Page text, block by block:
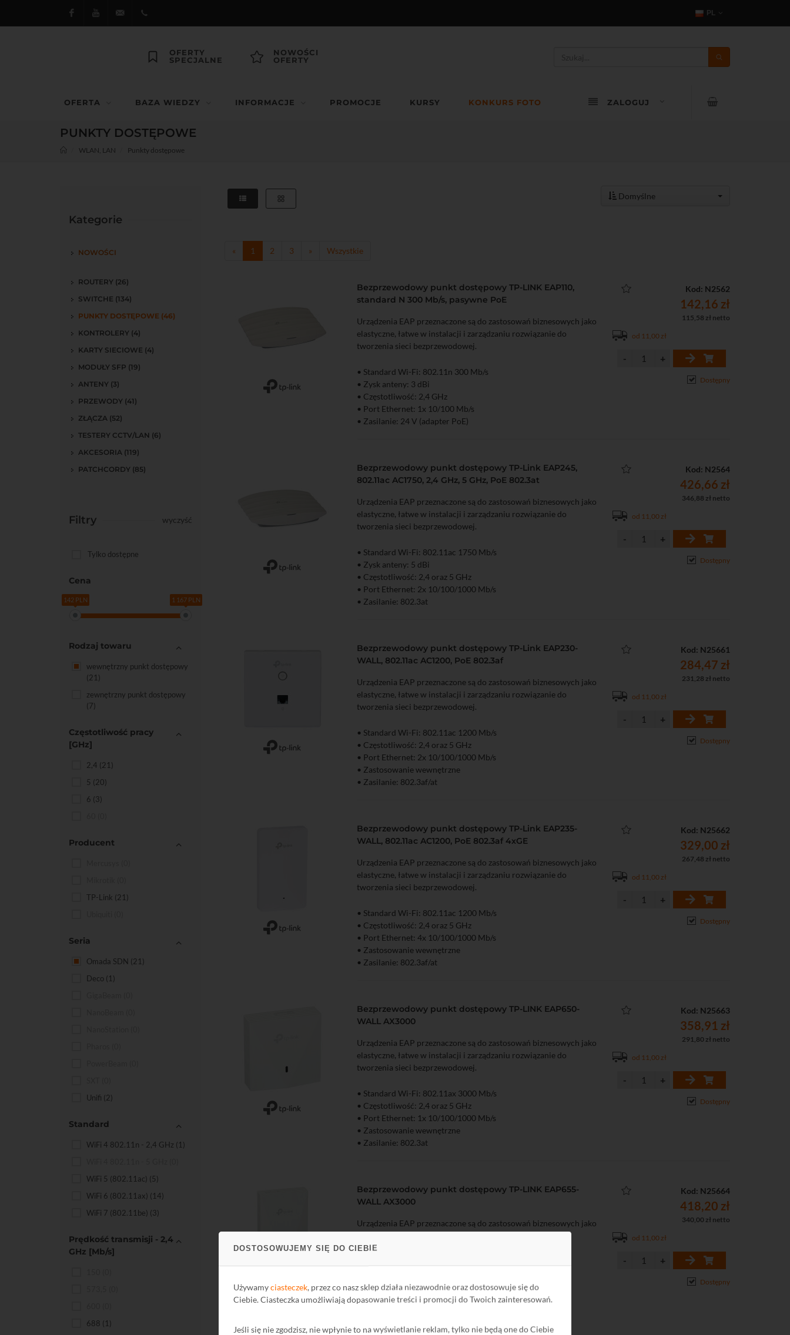
DOSTOSOWUJEMY SIĘ DO CIEBIE
Używamyciasteczek, przez co nasz sklep działa niezawodnie oraz dostosowuje się do
Ciebie. Ciasteczka umożliwiają dopasowanie treści i promocji do Twoich zainteresowań.
Jeśli się nie zgodzisz, nie wpłynie to na wyświetlanie reklam, tylko nie będą one do Ciebie
PL
OFERTY
SPECJALNE
NOWOŚCI
OFERTY
OFERTA BAZA WIEDZY INFORMACJE PROMOCJE KURSY KONKURS FOTO ZALOGUJ
PUNKTY DOSTĘPOWE
WLAN, LAN Punkty dostępowe
Kategorie
NOWOŚCI
ROUTERY (26)
SWITCHE (134)
PUNKTY DOSTĘPOWE (46)
KONTROLERY (4)
KARTY SIECIOWE (4)
MODUŁY SFP (19)
ANTENY (3)
PRZEWODY (41)
ZŁĄCZA (52)
TESTERY CCTV/LAN (6)
AKCESORIA (119)
PATCHCORDY (85)
Filtry wyczyść
Tylko dostępne
Cena
142 PLN 1 167 PLN
Rodzaj towaru
wewnętrzny punkt dostępowy
(21)
zewnętrzny punkt dostępowy
(7)
Częstotliwość pracy
[GHz]
2,4 (21)
5 (20)
6 (3)
Producent
TP-Link (21)
Seria
Omada SDN (21)
Deco (1)
Unifi (2)
Standard
WiFi 4 802.11n - 2,4 GHz (1)
WiFi 5 (802.11ac) (5)
WiFi 6 (802.11ax) (14)
WiFi 7 (802.11be) (3)
Prędkość transmisji - 2,4
GHz [Mb/s]
688 (1)
Domyślne
« 1 2 3 » Wszystkie
Do koszyka
Bezprzewodowy punkt dostępowy TP-LINK EAP110,
standard N 300 Mb/s, pasywne PoE
Urządzenia EAP przeznaczone są do zastosowań biznesowych jako
elastyczne, łatwe w instalacji i zarządzaniu rozwiązanie do
tworzenia sieci bezprzewodowej.
• Standard Wi-Fi: 802.11n 300 Mb/s
• Zysk anteny: 3 dBi
• Częstotliwość: 2,4 GHz
• Port Ethernet: 1x 10/100 Mb/s
• Zasilanie: 24 V (adapter PoE)
Kod: N2562
142,16 zł
115,58 zł netto
od 11,00 zł
Dostępny
Do koszyka
Bezprzewodowy punkt dostępowy TP-Link EAP245,
802.11ac AC1750, 2,4 GHz, 5 GHz, PoE 802.3at
Urządzenia EAP przeznaczone są do zastosowań biznesowych jako
elastyczne, łatwe w instalacji i zarządzaniu rozwiązanie do
tworzenia sieci bezprzewodowej.
• Standard Wi-Fi: 802.11ac 1750 Mb/s
• Zysk anteny: 5 dBi
• Częstotliwość: 2,4 oraz 5 GHz
• Port Ethernet: 2x 10/100/1000 Mb/s
• Zasilanie: 802.3at
Kod: N2564
426,66 zł
346,88 zł netto
od 11,00 zł
Dostępny
Do koszyka
Bezprzewodowy punkt dostępowy TP-Link EAP230-
WALL, 802.11ac AC1200, PoE 802.3af
Urządzenia EAP przeznaczone są do zastosowań biznesowych jako
elastyczne, łatwe w instalacji i zarządzaniu rozwiązanie do
tworzenia sieci bezprzewodowej.
• Standard Wi-Fi: 802.11ac 1200 Mb/s
• Częstotliwość: 2,4 oraz 5 GHz
• Port Ethernet: 2x 10/100/1000 Mb/s
• Zastosowanie wewnętrzne
• Zasilanie: 802.3af/at
Kod: N25661
284,47 zł
231,28 zł netto
od 11,00 zł
Dostępny
Do koszyka
Bezprzewodowy punkt dostępowy TP-Link EAP235-
WALL, 802.11ac AC1200, PoE 802.3af 4xGE
Urządzenia EAP przeznaczone są do zastosowań biznesowych jako
elastyczne, łatwe w instalacji i zarządzaniu rozwiązanie do
tworzenia sieci bezprzewodowej.
• Standard Wi-Fi: 802.11ac 1200 Mb/s
• Częstotliwość: 2,4 oraz 5 GHz
• Port Ethernet: 4x 10/100/1000 Mb/s
• Zastosowanie wewnętrzne
• Zasilanie: 802.3af/at
Kod: N25662
329,00 zł
267,48 zł netto
od 11,00 zł
Dostępny
Do koszyka
Bezprzewodowy punkt dostępowy TP-LINK EAP650-
WALL AX3000
Urządzenia EAP przeznaczone są do zastosowań biznesowych jako
elastyczne, łatwe w instalacji i zarządzaniu rozwiązanie do
tworzenia sieci bezprzewodowej.
• Standard Wi-Fi: 802.11ax 3000 Mb/s
• Częstotliwość: 2,4 oraz 5 GHz
• Port Ethernet: 1x 10/100/1000 Mb/s
• Zastosowanie wewnętrzne
• Zasilanie: 802.3at
Kod: N25663
358,91 zł
291,80 zł netto
od 11,00 zł
Dostępny
Do koszyka Podgląd
Bezprzewodowy punkt dostępowy TP-LINK EAP655-
WALL AX3000
Urządzenia EAP przeznaczone są do zastosowań biznesowych jako
tworzenia sieci bezprzewodowej.
• Częstotliwość: 2,4 oraz 5 GHz
• Port Ethernet: 3x 10/100/1000 Mb/s
Kod: N25664
418,20 zł
340,00 zł netto
od 11,00 zł
Dostępny